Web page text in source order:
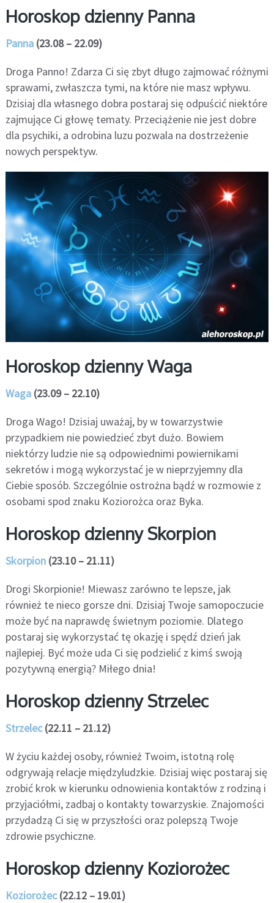
Horoskop dzienny Panna
Panna(23.08 – 22.09)
Droga Panno! Zdarza Ci się zbyt długo zajmować różnymi
sprawami, zwłaszcza tymi, na które nie masz wpływu.
Dzisiaj dla własnego dobra postaraj się odpuścić niektóre
zajmujące Ci głowę tematy. Przeciążenie nie jest dobre
dla psychiki, a odrobina luzu pozwala na dostrzeżenie
nowych perspektyw.
Horoskop dzienny Waga
Waga(23.09 – 22.10)
Droga Wago! Dzisiaj uważaj, by w towarzystwie
przypadkiem nie powiedzieć zbyt dużo. Bowiem
niektórzy ludzie nie są odpowiednimi powiernikami
sekretów i mogą wykorzystać je w nieprzyjemny dla
Ciebie sposób. Szczególnie ostrożna bądź w rozmowie z
osobami spod znaku Koziorożca oraz Byka.
Horoskop dzienny Skorpion
Skorpion(23.10 – 21.11)
Drogi Skorpionie! Miewasz zarówno te lepsze, jak
również te nieco gorsze dni. Dzisiaj Twoje samopoczucie
może być na naprawdę świetnym poziomie. Dlatego
postaraj się wykorzystać tę okazję i spędź dzień jak
najlepiej. Być może uda Ci się podzielić z kimś swoją
pozytywną energią? Miłego dnia!
Horoskop dzienny Strzelec
Strzelec(22.11 – 21.12)
W życiu każdej osoby, również Twoim, istotną rolę
odgrywają relacje międzyludzkie. Dzisiaj więc postaraj się
zrobić krok w kierunku odnowienia kontaktów z rodziną i
przyjaciółmi, zadbaj o kontakty towarzyskie. Znajomości
przydadzą Ci się w przyszłości oraz polepszą Twoje
zdrowie psychiczne.
Horoskop dzienny Koziorożec
Koziorożec(22.12 – 19.01)